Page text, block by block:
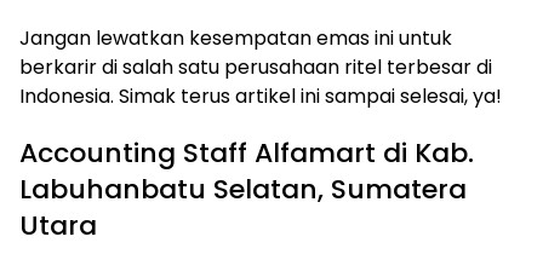
Jangan lewatkan kesempatan emas ini untuk
berkarir di salah satu perusahaan ritel terbesar di
Indonesia. Simak terus artikel ini sampai selesai, ya!
Accounting Staff Alfamart di Kab.
Labuhanbatu Selatan, Sumatera
Utara